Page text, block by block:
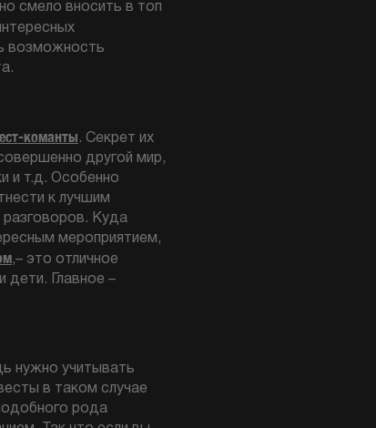
смело вносить в топ
возможность
команты. Секрет их
другой мир,
и т.д. Особенно
к лучшим
Куда
мероприятием,
,– это отличное
дети. Главное –
нужно учитывать
в таком случае
рода